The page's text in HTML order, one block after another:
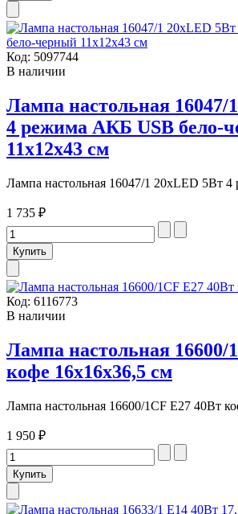
Код: 5097744
В наличии
Лампа настольная 16047/
4 режима АКБ USB бело-
11х12х43 см
Лампа настольная 16047/1 20хLED 5Вт
1 735 ₽
Код: 6116773
В наличии
Лампа настольная 16600/
кофе 16х16х36,5 см
Лампа настольная 16600/1CF E27 40Вт
1 950 ₽